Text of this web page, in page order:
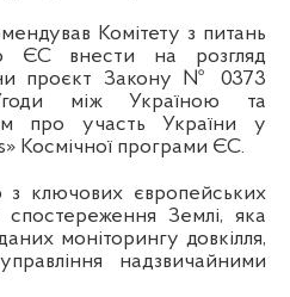
Комітету з питань
ЄС внести на розгляд
проєкт Закону № 0373
між Україною та
про участь України у
Космічної програми ЄС.
ключових європейських
Землі, яка
моніторингу довкілля,
надзвичайними